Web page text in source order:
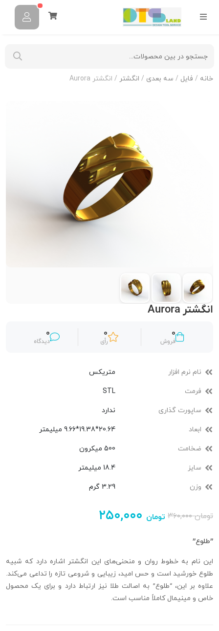
خانه / فایل / سه بعدی / انگشتر / انگشتر Aurora
انگشتر Aurora
0
فروش
0
رأی
0
دیدگاه
نام نرم افزار متریکس
فرمت STL
ساپورت گذاری ندارد
ابعاد 20.64*19.38*9.66 میلیمتر
ضخامت 500 میکرون
سایز 18.4 میلیمتر
وزن 3.29 گرم
۳۶۰,۰۰۰تومان ۲۵۰,۰۰۰ تومان
”طلوع”
این نام به خطوط روان و منحنی‌های این انگشتر اشاره دارد که شبیه
طلوع خورشید است و حس امید، زیبایی و شروعی تازه را تداعی می‌کند.
علاوه بر این، “طلوع” به اصالت طلا نیز ارتباط دارد و برای یک محصول
خاص و مینیمال کاملاً مناسب است.